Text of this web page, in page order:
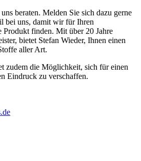
beraten. Melden Sie sich dazu gerne
bei uns, damit wir für Ihren
Produkt finden. Mit über 20 Jahre
bietet Stefan Wieder, Ihnen einen
aller Art.
zudem die Möglichkeit, sich für einen
Eindruck zu verschaffen.